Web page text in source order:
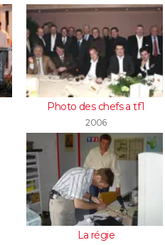
Photo des chefs a tf1
2006
La régie